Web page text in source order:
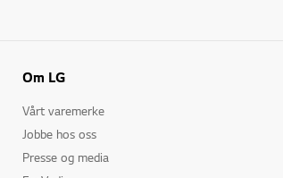
Om LG
Vårt varemerke
Jobbe hos oss
Presse og media